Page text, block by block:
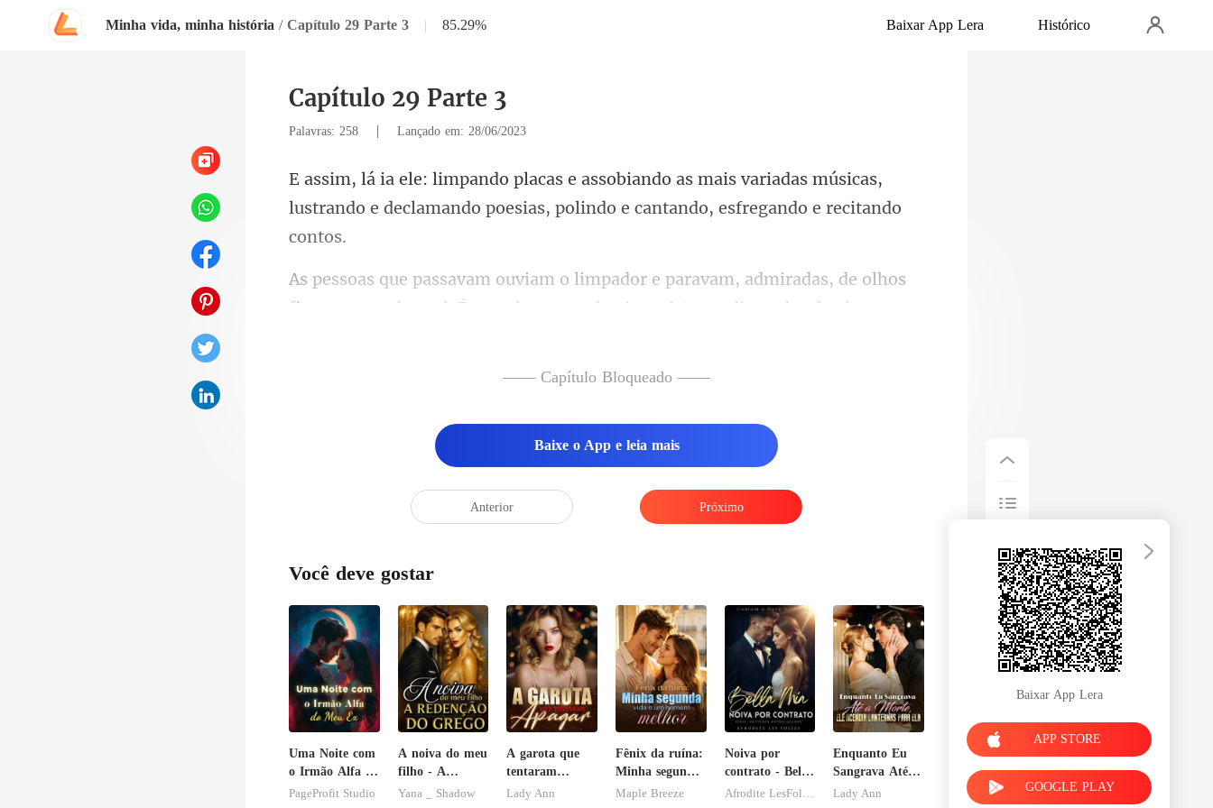
Minha vida, minha história / Capítulo 29 Parte 3 | 85.29% Baixar App Lera Histórico
Capítulo 29 Parte 3
Palavras: 258 | Lançado em: 28/06/2023
mais variadas músicas,
lustrando e declamando poesia
de olhos
fixos na escada azul. É que elas nunca haviam visto um
—— Capítulo Bloqueado ——
Baixe o App e leia mais
Anterior Próximo
Você deve gostar
Uma Noite com
o Irmão Alfa do
Meu Ex
PageProfit Studio
A noiva do meu
filho - A
Redenção do
Yana _ Shadow
A garota que
tentaram
apagar
Lady Ann
Fênix da ruína:
Minha segunda
vida e um
Maple Breeze
Noiva por
contrato - Bella
Mia
Enquanto Eu
Sangrava Até a
Morte, Ele
Lady Ann
Baixar App Lera
APP STORE
GOOGLE PLAY